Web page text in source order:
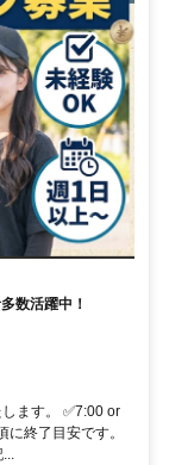
数活躍中！
ます。 ✅7:00 or
終了目安です。